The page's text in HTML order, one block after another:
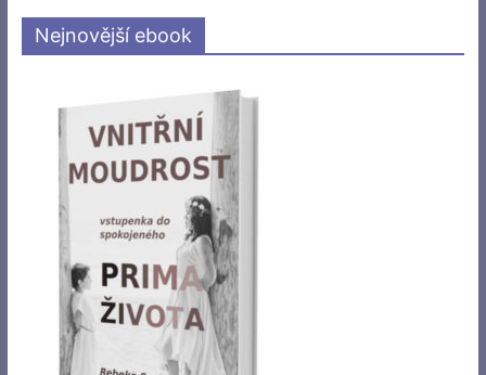
Nejnovější ebook